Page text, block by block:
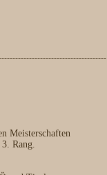
Meisterschaften
Rang.